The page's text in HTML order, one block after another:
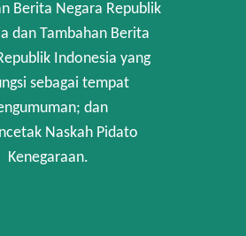
Berita Negara Republik
dan Tambahan Berita
Indonesia yang
sebagai tempat
dan
Naskah Pidato
Kenegaraan.